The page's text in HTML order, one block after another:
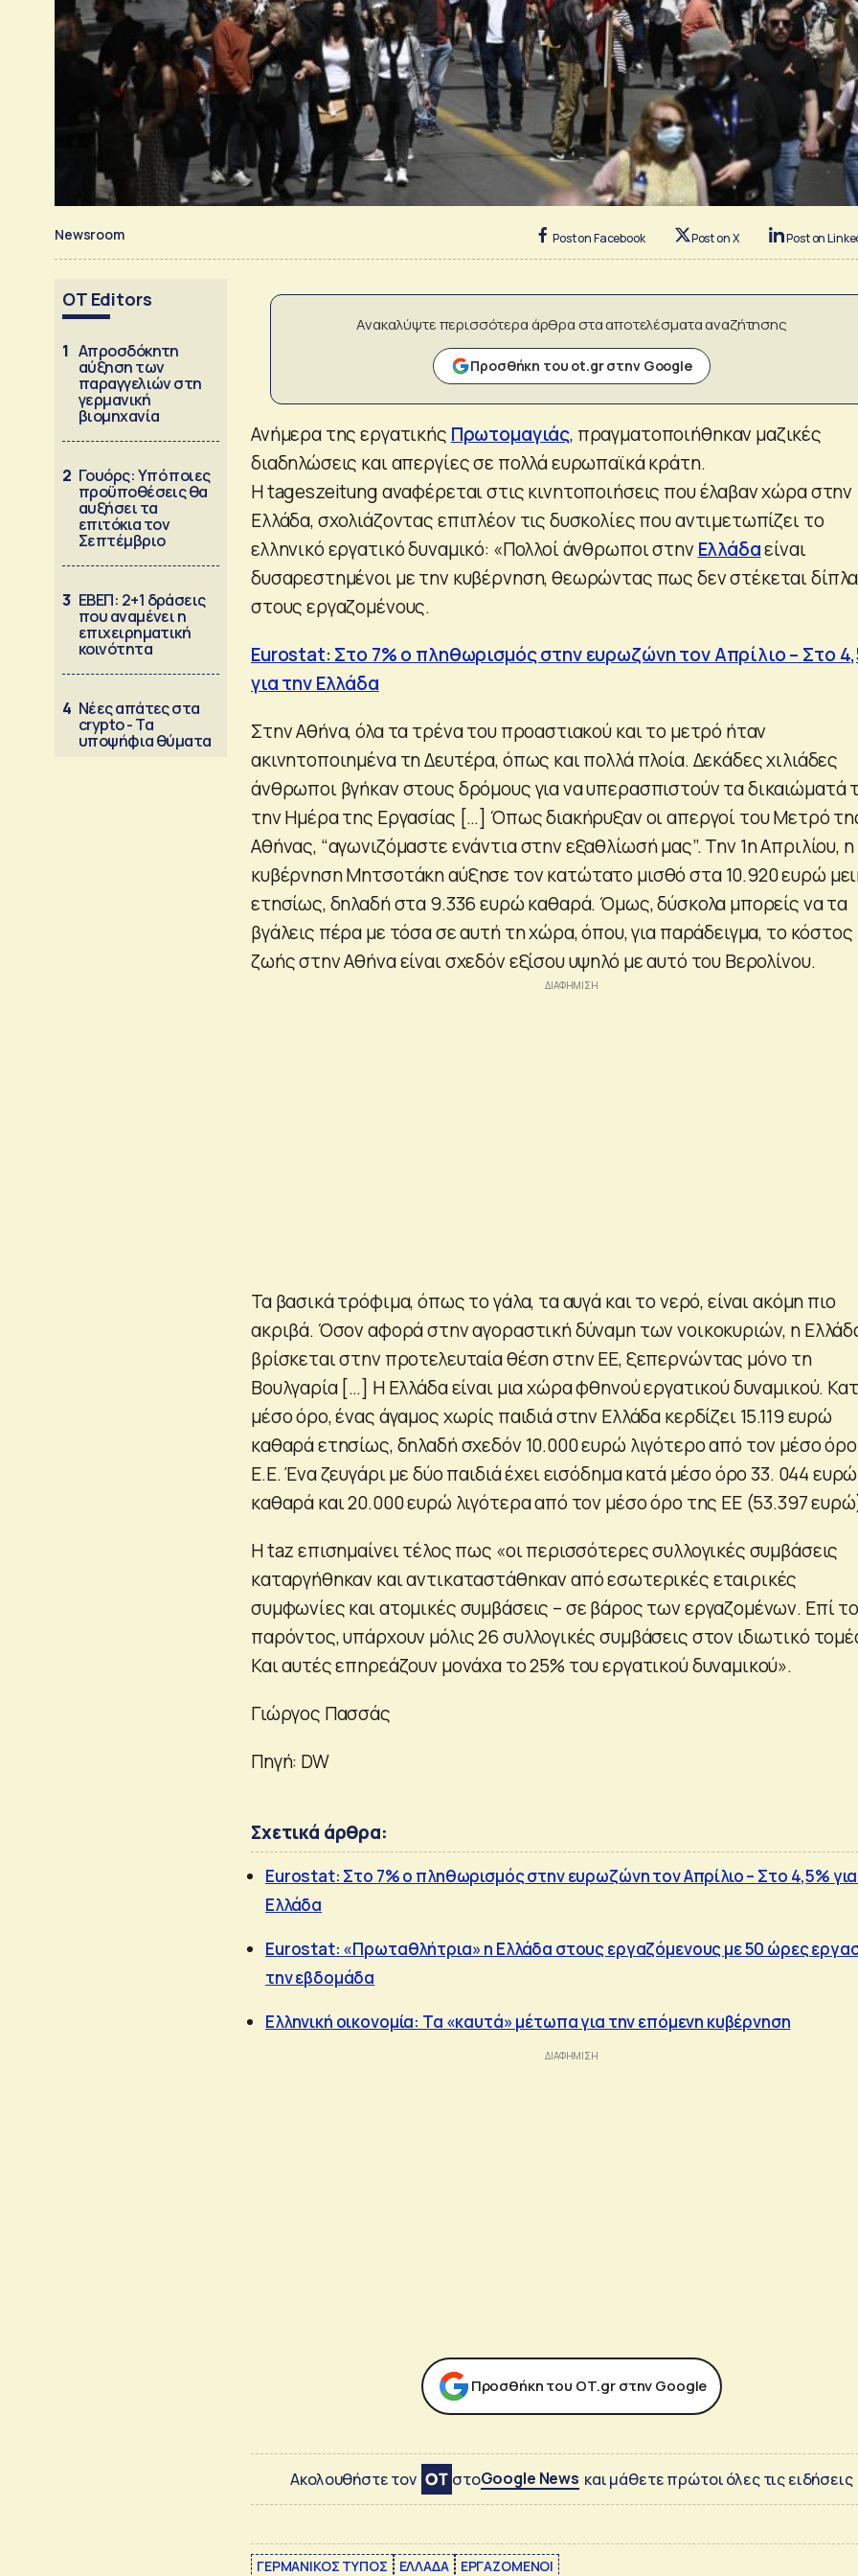
Newsroom Post on Facebook Post on X Post on
OT Editors
1 Απροσδόκητη
αύξηση των
παραγγελιών στη
γερμανική
βιομηχανία
2 Γουόρς: Υπό ποιες
προϋποθέσεις θα
αυξήσει τα
επιτόκια τον
Σεπτέμβριο
3 ΕΒΕΠ: 2+1 δράσεις
που αναμένει η
επιχειρηματική
κοινότητα
4 Νέες απάτες στα
crypto - Τα
υποψήφια θύματα
Ανακαλύψτε περισσότερα άρθρα στα αποτελέσματα αναζήτησης
Προσθήκη του ot.gr στην Google
Ανήμερα της εργατικής Πρωτομαγιάς, πραγματοποιήθηκαν μαζικές
διαδηλώσεις και απεργίες σε πολλά ευρωπαϊκά κράτη.
Η tageszeitung αναφέρεται στις κινητοποιήσεις που έλαβαν χώρα στην
Ελλάδα, σχολιάζοντας επιπλέον τις δυσκολίες που αντιμετωπίζει το
ελληνικό εργατικό δυναμικό: «Πολλοί άνθρωποι στην Ελλάδαείναι
δυσαρεστημένοι με την κυβέρνηση, θεωρώντας πως δεν στέκεται δίπλα
στους εργαζομένους.
Eurostat: Στο 7% ο πληθωρισμός στην ευρωζώνη τον Απρίλιο – Στο
για την Ελλάδα
Στην Αθήνα, όλα τα τρένα του προαστιακού και το μετρό ήταν
ακινητοποιημένα τη Δευτέρα, όπως και πολλά πλοία. Δεκάδες χιλιάδες
άνθρωποι βγήκαν στους δρόμους για να υπερασπιστούν τα δικαιώματά
την Ημέρα της Εργασίας […] Όπως διακήρυξαν οι απεργοί του Μετρό
Αθήνας, “αγωνιζόμαστε ενάντια στην εξαθλίωσή μας”. Την 1η Απριλίου, η
κυβέρνηση Μητσοτάκη αύξησε τον κατώτατο μισθό στα 10.920 ευρώ
ετησίως, δηλαδή στα 9.336 ευρώ καθαρά. Όμως, δύσκολα μπορείς να τα
βγάλεις πέρα με τόσα σε αυτή τη χώρα, όπου, για παράδειγμα, το κόστος
ζωής στην Αθήνα είναι σχεδόν εξίσου υψηλό με αυτό του Βερολίνου.
Τα βασικά τρόφιμα, όπως το γάλα, τα αυγά και το νερό, είναι ακόμη πιο
ακριβά. Όσον αφορά στην αγοραστική δύναμη των νοικοκυριών, η
βρίσκεται στην προτελευταία θέση στην ΕΕ, ξεπερνώντας μόνο τη
Βουλγαρία […] Η Ελλάδα είναι μια χώρα φθηνού εργατικού δυναμικού.
μέσο όρο, ένας άγαμος χωρίς παιδιά στην Ελλάδα κερδίζει 15.119 ευρώ
καθαρά ετησίως, δηλαδή σχεδόν 10.000 ευρώ λιγότερο από τον μέσο
Ε.Ε. Ένα ζευγάρι με δύο παιδιά έχει εισόδημα κατά μέσο όρο 33. 044 ευρώ
καθαρά και 20.000 ευρώ λιγότερα από τον μέσο όρο της ΕΕ (53.397
Η taz επισημαίνει τέλος πως «οι περισσότερες συλλογικές συμβάσεις
καταργήθηκαν και αντικαταστάθηκαν από εσωτερικές εταιρικές
συμφωνίες και ατομικές συμβάσεις – σε βάρος των εργαζομένων. Επί
παρόντος, υπάρχουν μόλις 26 συλλογικές συμβάσεις στον ιδιωτικό
Και αυτές επηρεάζουν μονάχα το 25% του εργατικού δυναμικού».
Γιώργος Πασσάς
Πηγή: DW
Σχετικά άρθρα:
Eurostat: Στο 7% ο πληθωρισμός στην ευρωζώνη τον Απρίλιο – Στο 4,5%
Ελλάδα
Eurostat: «Πρωταθλήτρια» η Ελλάδα στους εργαζόμενους με 50 ώρες
την εβδομάδα
Ελληνική οικονομία: Τα «καυτά» μέτωπα για την επόμενη κυβέρνηση
Προσθήκη του ΟΤ.gr στην Google
Ακολουθήστε τον στοGoogle News και μάθετε πρώτοι όλες τις ειδήσεις
ΓΕΡΜΑΝΙΚΟΣ ΤΥΠΟΣ ΕΛΛΑΔΑ ΕΡΓΑΖΟΜΕΝΟΙ